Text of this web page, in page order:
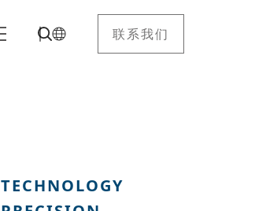
联系我们
TECHNOLOGY